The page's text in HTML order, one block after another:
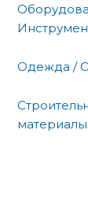
Одежда /
материалы